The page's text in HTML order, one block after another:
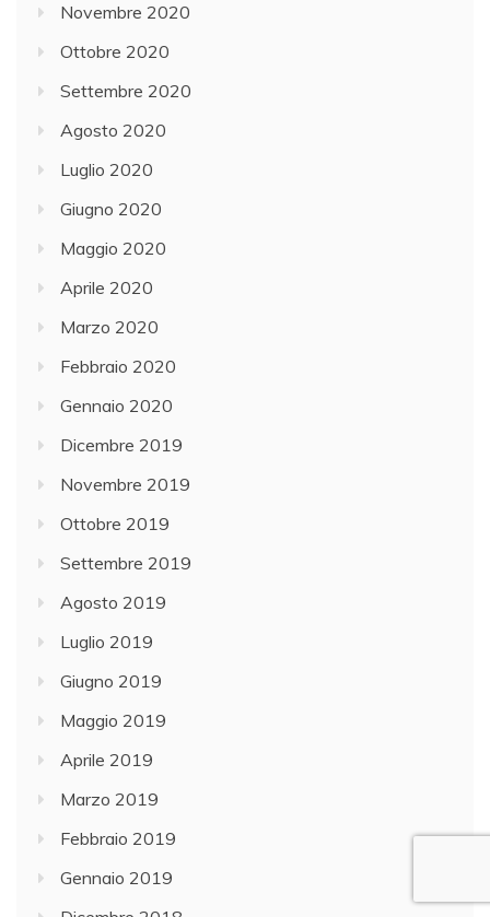
Novembre 2020
Ottobre 2020
Settembre 2020
Agosto 2020
Luglio 2020
Giugno 2020
Maggio 2020
Aprile 2020
Marzo 2020
Febbraio 2020
Gennaio 2020
Dicembre 2019
Novembre 2019
Ottobre 2019
Settembre 2019
Agosto 2019
Luglio 2019
Giugno 2019
Maggio 2019
Aprile 2019
Marzo 2019
Febbraio 2019
Gennaio 2019